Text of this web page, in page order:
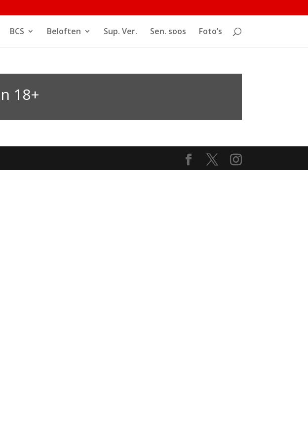
BCS Beloften Sup. Ver. Sen. soos Foto’s
18+